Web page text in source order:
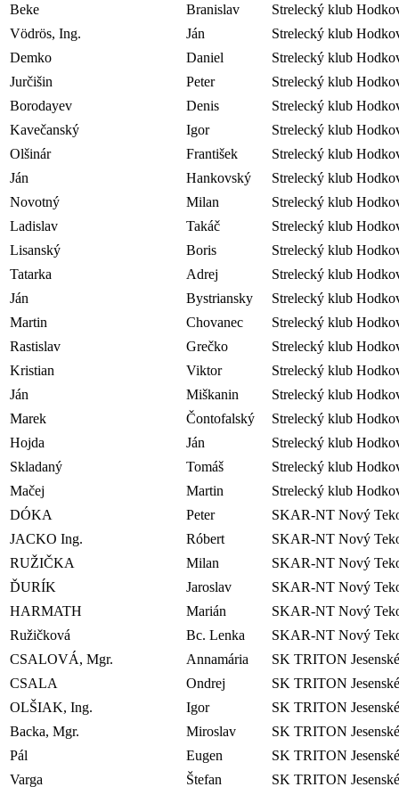
Beke
Branislav
Strelecký klub
Vödrös, Ing.
Ján
Strelecký klub
Demko
Daniel
Strelecký klub
Jurčišin
Peter
Strelecký klub
Borodayev
Denis
Strelecký klub
Kavečanský
Igor
Strelecký klub
Olšinár
František
Strelecký klub
Ján
Hankovský
Strelecký klub
Novotný
Milan
Strelecký klub
Ladislav
Takáč
Strelecký klub
Lisanský
Boris
Strelecký klub
Tatarka
Adrej
Strelecký klub
Ján
Bystriansky
Strelecký klub
Martin
Chovanec
Strelecký klub
Rastislav
Grečko
Strelecký klub
Kristian
Viktor
Strelecký klub
Ján
Miškanin
Strelecký klub
Marek
Čontofalský
Strelecký klub
Hojda
Ján
Strelecký klub
Skladaný
Tomáš
Strelecký klub
Mačej
Martin
Strelecký klub
DÓKA
Peter
SKAR-NT Nový
JACKO Ing.
Róbert
SKAR-NT Nový
RUŽIČKA
Milan
SKAR-NT Nový
ĎURÍK
Jaroslav
SKAR-NT Nový
HARMATH
Marián
SKAR-NT Nový
Ružičková
Bc. Lenka
SKAR-NT Nový
CSALOVÁ, Mgr.
Annamária
SK TRITON Jesenské
CSALA
Ondrej
SK TRITON Jesenské
OLŠIAK, Ing.
Igor
SK TRITON Jesenské
Backa, Mgr.
Miroslav
SK TRITON Jesenské
Pál
Eugen
SK TRITON Jesenské
Varga
Štefan SK TRITON Jesenské